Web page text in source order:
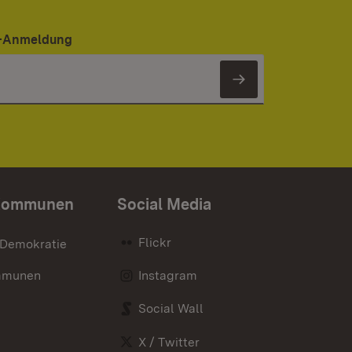
Newsletter
Social Media
Flickr
Instagram
Social Wall
X / Twitter